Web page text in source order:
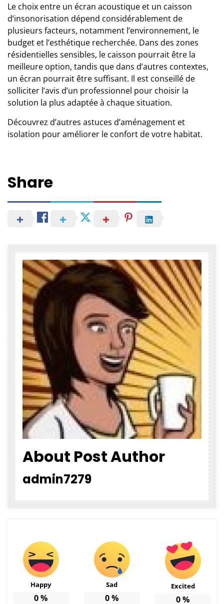
Le choix entre un écran acoustique et un caisson
d’insonorisation dépend considérablement de
plusieurs facteurs, notamment l’environnement, le
budget et l’esthétique recherchée. Dans des zones
résidentielles sensibles, le caisson pourrait être la
meilleure option, tandis que dans d’autres contextes,
un écran pourrait être suffisant. Il est conseillé de
solliciter l’avis d’un professionnel pour choisir la
solution la plus adaptée à chaque situation.
Découvrez d’autres astuces d’aménagement et
isolation pour améliorer le confort de votre habitat.
Share
About Post Author
admin7279
Happy
0%
Sad
0%
Excited
0%